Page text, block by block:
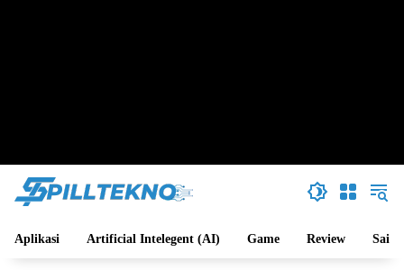
Aplikasi Artificial Intelegent (AI) Game Review Sains